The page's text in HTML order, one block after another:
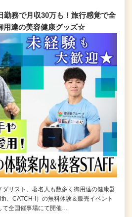
勤務で月収30万も！旅行感覚で全
用達の美容健康グッズ☆
ダリスト、著名人も数多く御用達の健康器
、CATCH-I）の無料体験＆販売イベント
て全国催事場にて開催…